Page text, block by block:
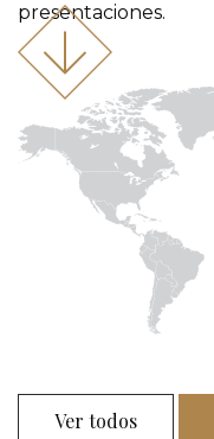
presentaciones.
Ver todos